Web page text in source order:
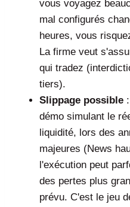
vous voyagez
mal configurés
heures, vous
La firme veut
qui tradez
tiers).
Slippage possible
démo simulant le
liquidité, lors des
majeures (News
l'exécution peut
des pertes plus
prévu. C'est le jeu